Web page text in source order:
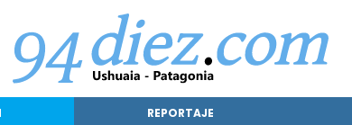
REPORTAJE